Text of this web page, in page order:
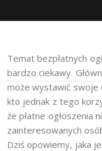
Temat bezpłatnych
bardzo ciekawy.
może wystawić swoje
kto jednak z tego
że płatne ogłoszenia
zainteresowanych
Dziś opowiemy, jaka